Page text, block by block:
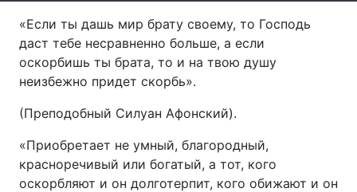
Лонгріди
Відео з Youtube
Інтерв'ю Думки
Архів Вакансії
Контакти
«Если ты дашь мир брату своему, то Господь
даст тебе несравненно больше, а если
оскорбишь ты брата, то и на твою душу
неизбежно придет скорбь».
(Преподобный Силуан Афонский).
«Приобретает не умный, благородный,
красноречивый или богатый, а тот, кого
оскорбляют и он долготерпит, кого обижают и он